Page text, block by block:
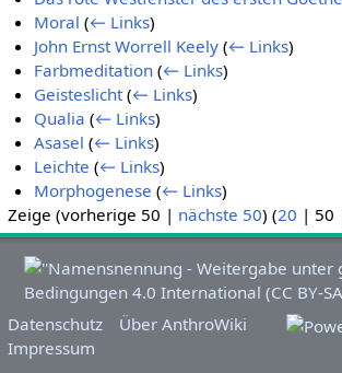
Moral (← Links)
John Ernst Worrell Keely (← Links)
Farbmeditation (← Links)
Geisteslicht (← Links)
Qualia (← Links)
Asasel (← Links)
Leichte (← Links)
Morphogenese (← Links)
Zeige (vorherige 50 | nächste 50) (20 | 50
Datenschutz
Über AnthroWiki
Impressum